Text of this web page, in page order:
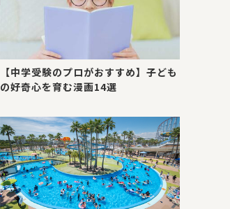
【中学受験のプロがおすすめ】子ども
の好奇心を育む漫画14選